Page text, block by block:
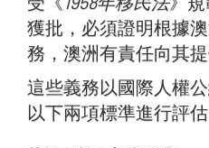
獲批，必須證明根據
務，澳洲有責任向其提
這些義務以國際人權
以下兩項標準進行評估